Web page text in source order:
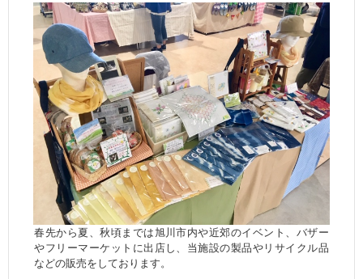
春先から夏、秋頃までは旭川市内や近郊のイベント、バザー
やフリーマーケットに出店し、当施設の製品やリサイクル品
などの販売をしております。